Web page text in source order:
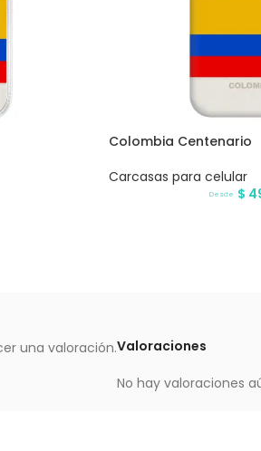
Colombia Centenario
Carcasas para celular
Desde $
Valoraciones
No hay valoraciones
una valoración.